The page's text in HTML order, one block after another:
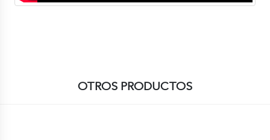
OTROS PRODUCTOS